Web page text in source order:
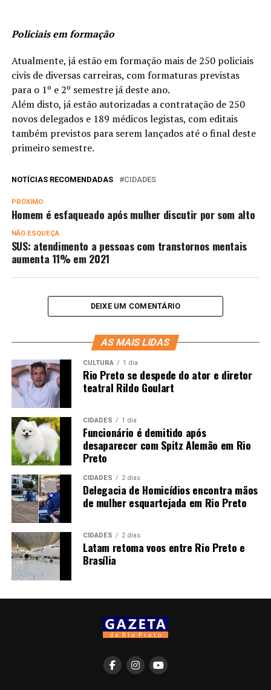
Policiais em formação
Atualmente, já estão em formação mais de 250 policiais
civis de diversas carreiras, com formaturas previstas
para o 1º e 2º semestre já deste ano.
Além disto, já estão autorizadas a contratação de 250
novos delegados e 189 médicos legistas, com editais
também previstos para serem lançados até o final deste
primeiro semestre.
NOTÍCIAS RECOMENDADAS CIDADES
PRÓXIMO
Homem é esfaqueado após mulher discutir por som alto
NÃO ESQUEÇA
SUS: atendimento a pessoas com transtornos mentais
aumenta 11% em 2021
DEIXE UM COMENTÁRIO
AS MAIS LIDAS
CULTURA 1 dia
Rio Preto se despede do ator e diretor
teatral Rildo Goulart
CIDADES 1 dia
Funcionário é demitido após
desaparecer com Spitz Alemão em Rio
Preto
CIDADES 2 dias
Delegacia de Homicídios encontra mãos
de mulher esquartejada em Rio Preto
CIDADES 2 dias
Latam retoma voos entre Rio Preto e
Brasília